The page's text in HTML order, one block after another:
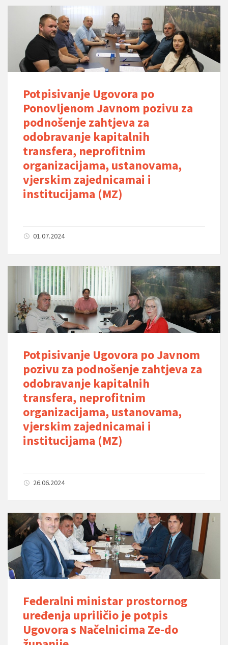
Potpisivanje Ugovora po
Ponovljenom Javnom pozivu za
podnošenje zahtjeva za
odobravanje kapitalnih
transfera, neprofitnim
organizacijama, ustanovama,
vjerskim zajednicamai i
institucijama (MZ)
01.07.2024
Potpisivanje Ugovora po Javnom
pozivu za podnošenje zahtjeva za
odobravanje kapitalnih
transfera, neprofitnim
organizacijama, ustanovama,
vjerskim zajednicamai i
institucijama (MZ)
26.06.2024
Federalni ministar prostornog
uređenja upriličio je potpis
Ugovora s Načelnicima Ze-do